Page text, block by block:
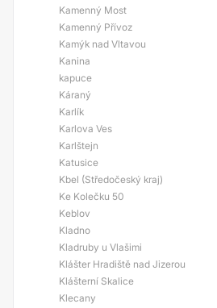
Kamenný Most
Kamenný Přívoz
Kamýk nad Vltavou
Kanina
kapuce
Káraný
Karlík
Karlova Ves
Karlštejn
Katusice
Kbel (Středočeský kraj)
Ke Kolečku 50
Keblov
Kladno
Kladruby u Vlašimi
Klášter Hradiště nad Jizerou
Klášterní Skalice
Klecany